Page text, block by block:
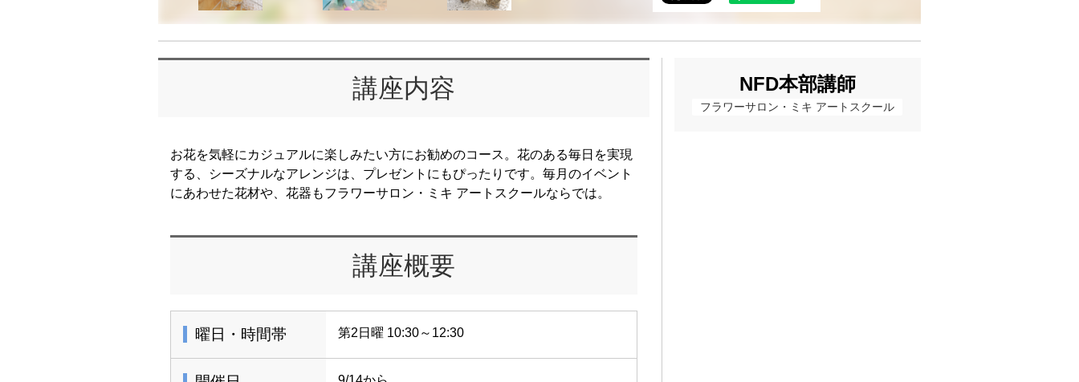
講座内容
お花を気軽にカジュアルに楽しみたい方にお勧めのコース。花のある毎日を実現
する、シーズナルなアレンジは、プレゼントにもぴったりです。毎月のイベント
にあわせた花材や、花器もフラワーサロン・ミキ アートスクールならでは。
講座概要
曜日・時間帯 第2日曜 10:30～12:30
NFD本部講師
フラワーサロン・ミキ アートスクール